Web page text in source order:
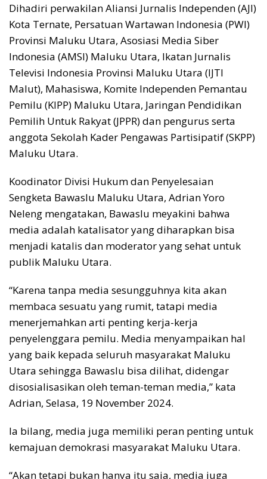
Dihadiri perwakilan Aliansi Jurnalis Independen (AJI)
Kota Ternate, Persatuan Wartawan Indonesia (PWI)
Provinsi Maluku Utara, Asosiasi Media Siber
Indonesia (AMSI) Maluku Utara, Ikatan Jurnalis
Televisi Indonesia Provinsi Maluku Utara (IJTI
Malut), Mahasiswa, Komite Independen Pemantau
Pemilu (KIPP) Maluku Utara, Jaringan Pendidikan
Pemilih Untuk Rakyat (JPPR) dan pengurus serta
anggota Sekolah Kader Pengawas Partisipatif (SKPP)
Maluku Utara.
Koodinator Divisi Hukum dan Penyelesaian
Sengketa Bawaslu Maluku Utara, Adrian Yoro
Neleng mengatakan, Bawaslu meyakini bahwa
media adalah katalisator yang diharapkan bisa
menjadi katalis dan moderator yang sehat untuk
publik Maluku Utara.
“Karena tanpa media sesungguhnya kita akan
membaca sesuatu yang rumit, tatapi media
menerjemahkan arti penting kerja-kerja
penyelenggara pemilu. Media menyampaikan hal
yang baik kepada seluruh masyarakat Maluku
Utara sehingga Bawaslu bisa dilihat, didengar
disosialisasikan oleh teman-teman media,” kata
Adrian, Selasa, 19 November 2024.
Ia bilang, media juga memiliki peran penting untuk
kemajuan demokrasi masyarakat Maluku Utara.
“Akan tetapi bukan hanya itu saja, media juga